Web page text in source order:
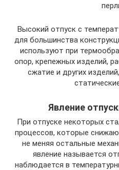
Высокий отпуск с
для большинства
используют при
опор, крепежных изделий,
сжатие и других
Явление
При отпуске некоторых
процессов, которые
не меняя остальные
явление называется
наблюдается в